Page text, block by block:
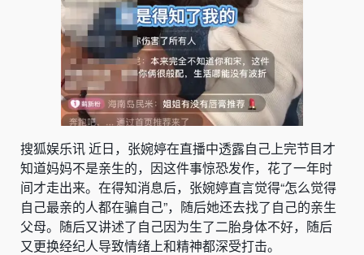
搜狐娱乐讯 近日， 张婉婷在直播中透露自己上完节目才
知道妈妈不是亲生的，因这件事惊恐发作，花了一年时
间才走出来。在得知消息后，张婉婷直言觉得“怎么觉得
自己最亲的人都在骗自己”，随后她还去找了自己的亲生
父母。随后又讲述了自己因为生了二胎身体不好，随后
又更换经纪人导致情绪上和精神都深受打击。